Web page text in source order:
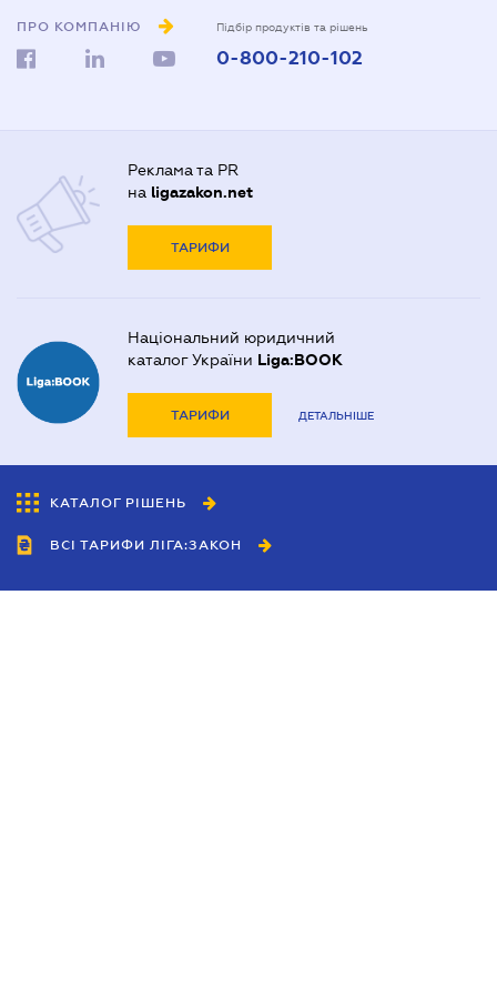
ПРО КОМПАНІЮ Підбір продуктів та рішень
0-800-210-102
Реклама та PR
на ligazakon.net
ТАРИФИ
Національний юридичний
каталог України Liga:BOOK
ТАРИФИ ДЕТАЛЬНІШЕ
КАТАЛОГ РІШЕНЬ
ВСІ ТАРИФИ ЛІГА:ЗАКОН